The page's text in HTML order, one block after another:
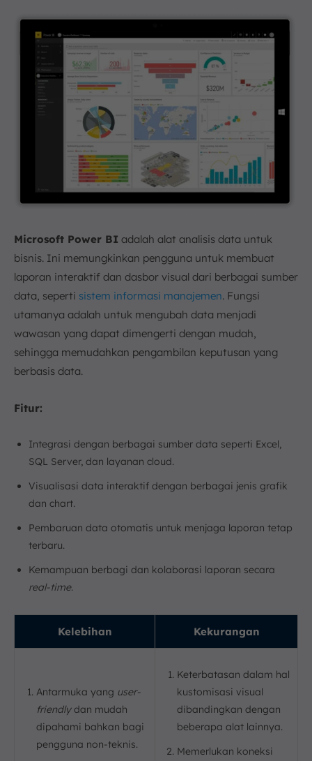
Microsoft Power BI adalah alat analisis data untuk
bisnis. Ini memungkinkan pengguna untuk membuat
laporan interaktif dan dasbor visual dari berbagai sumber
data, seperti sistem informasi manajemen. Fungsi
utamanya adalah untuk mengubah data menjadi
wawasan yang dapat dimengerti dengan mudah,
sehingga memudahkan pengambilan keputusan yang
berbasis data.
Fitur:
Integrasi dengan berbagai sumber data seperti Excel,
SQL Server, dan layanan cloud.
Visualisasi data interaktif dengan berbagai jenis grafik
dan chart.
Pembaruan data otomatis untuk menjaga laporan tetap
terbaru.
Kemampuan berbagi dan kolaborasi laporan secara
real-time.
Kelebihan Kekurangan
Antarmuka yang user-
friendlydan mudah
dipahami bahkan bagi
pengguna non-teknis.
Keterbatasan dalam hal
kustomisasi visual
dibandingkan dengan
beberapa alat lainnya.
Memerlukan koneksi